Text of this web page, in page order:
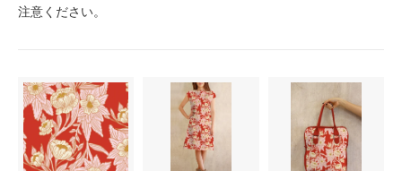
注意ください。